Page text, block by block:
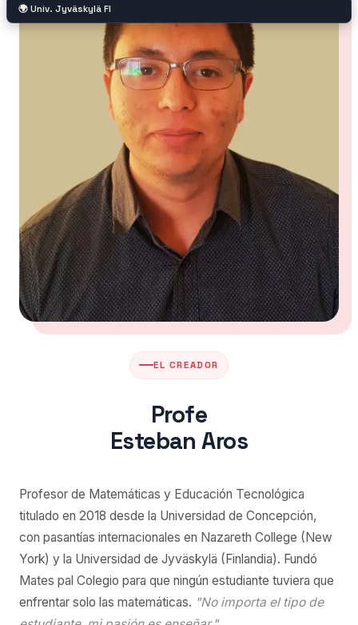
🌍 Univ. Jyväskylä FI
EL CREADOR
Profe
Esteban Aros
Profesor de Matemáticas y Educación Tecnológica
titulado en 2018 desde la Universidad de Concepción,
con pasantías internacionales en Nazareth College (New
York) y la Universidad de Jyväskylä (Finlandia). Fundó
Mates pal Colegio para que ningún estudiante tuviera que
enfrentar solo las matemáticas. "No importa el tipo de